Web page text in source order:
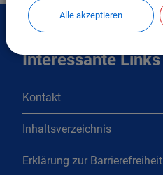
Interessante Links
Kontakt
Inhaltsverzeichnis
Erklärung zur Barrierefreiheit
Alle akzeptieren